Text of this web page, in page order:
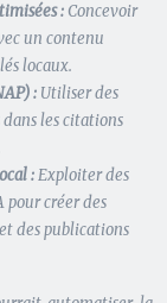
: Concevoir
un contenu
locaux.
: Utiliser des
les citations
:Exploiter des
pour créer des
des publications